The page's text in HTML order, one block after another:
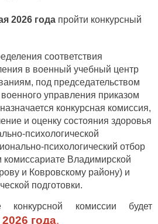
2026 года пройти конкурсный
соответствия
в военный учебный центр
под председательством
управления приказом
конкурсная комиссия,
и оценку состояния здоровья
психологической
психологический отбор
Владимирской
и Ковровскому району) и
подготовки.
конкурсной комиссии будет
года.